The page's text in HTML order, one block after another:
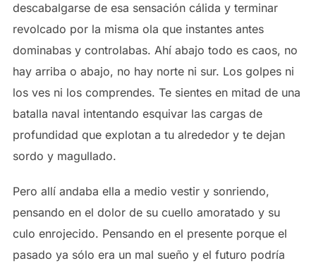
descabalgarse de esa sensación cálida y terminar
revolcado por la misma ola que instantes antes
dominabas y controlabas. Ahí abajo todo es caos, no
hay arriba o abajo, no hay norte ni sur. Los golpes ni
los ves ni los comprendes. Te sientes en mitad de una
batalla naval intentando esquivar las cargas de
profundidad que explotan a tu alrededor y te dejan
sordo y magullado.
Pero allí andaba ella a medio vestir y sonriendo,
pensando en el dolor de su cuello amoratado y su
culo enrojecido. Pensando en el presente porque el
pasado ya sólo era un mal sueño y el futuro podría